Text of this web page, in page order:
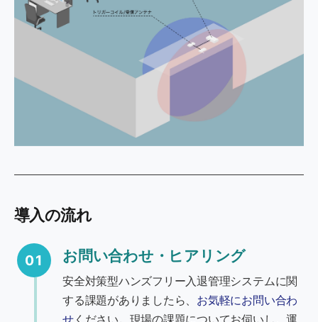
導入の流れ
01 お問い合わせ・ヒアリング
安全対策型ハンズフリー入退管理システムに関
する課題がありましたら、 お気軽にお問い合わ